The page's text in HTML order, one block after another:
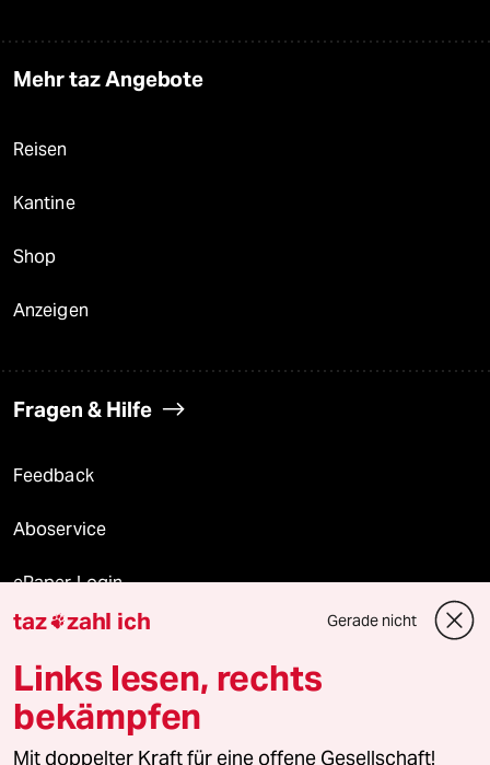
Mehr taz Angebote
Reisen
Kantine
Shop
Anzeigen
Fragen & Hilfe
Feedback
Aboservice
ePaper Login
Downloads für Abonnierende
© 2026 taz Verlags und Vertriebs GmbH
Alle Rechte vorbehalten. Bei rechtlichen Fragen oder für Genehmigungen
taz zahl ich Gerade nicht
Links lesen, rechts
bekämpfen
Mit doppelter Kraft für eine offene Gesellschaft!